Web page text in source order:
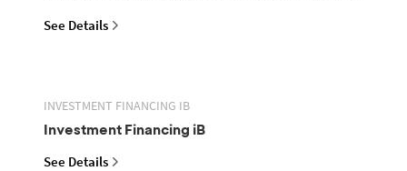
See Details
INVESTMENT FINANCING IB
Investment Financing iB
See Details